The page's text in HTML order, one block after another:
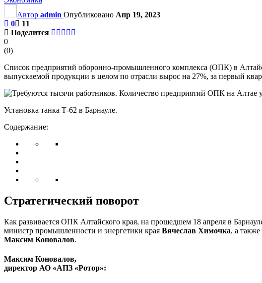
Автор admin Опубликовано Апр 19, 2023
0
11
Поделится
0
(0)
Список предприятий оборонно-промышленного комплекса (ОПК) в
выпускаемой продукции в целом по отрасли вырос на 27%, за первый
Установка танка Т-62 в Барнауле.
Содержание:
Стратегический поворот
Как развивается ОПК Алтайского края, на прошедшем 18 апреля в
министр промышленности и энергетики края Вячеслав Химочка, а
Максим Коновалов.
Максим Коновалов,
директор АО «АПЗ «Ротор»: